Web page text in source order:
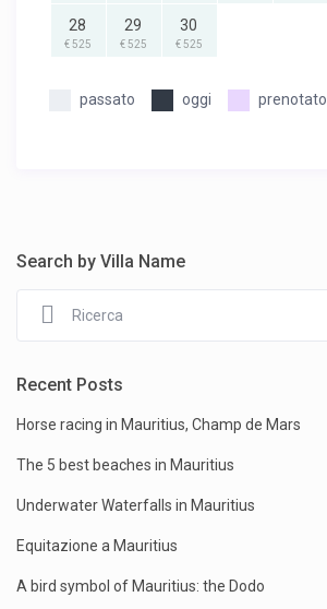
28
€ 525
29
€ 525
30
€ 525
passato oggi prenotato
Search by Villa Name
Recent Posts
Horse racing in Mauritius, Champ de Mars
The 5 best beaches in Mauritius
Underwater Waterfalls in Mauritius
Equitazione a Mauritius
A bird symbol of Mauritius: the Dodo